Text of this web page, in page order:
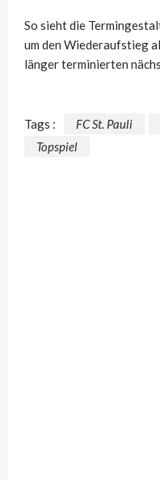
So sieht die
um den Wiederaufstieg
länger terminierten
Tags : FC St. Pauli
Topspiel